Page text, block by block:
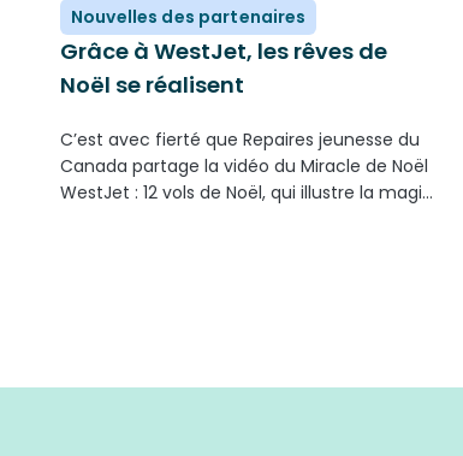
Nouvelles des partenaires
Grâce à WestJet, les rêves de
Noël se réalisent
C’est avec fierté que Repaires jeunesse du
Canada partage la vidéo du Miracle de Noël
WestJet : 12 vols de Noël, qui illustre la magie